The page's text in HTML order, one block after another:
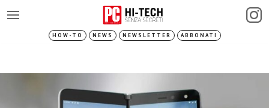
HOW-TO NEWS NEWSLETTER ABBONATI